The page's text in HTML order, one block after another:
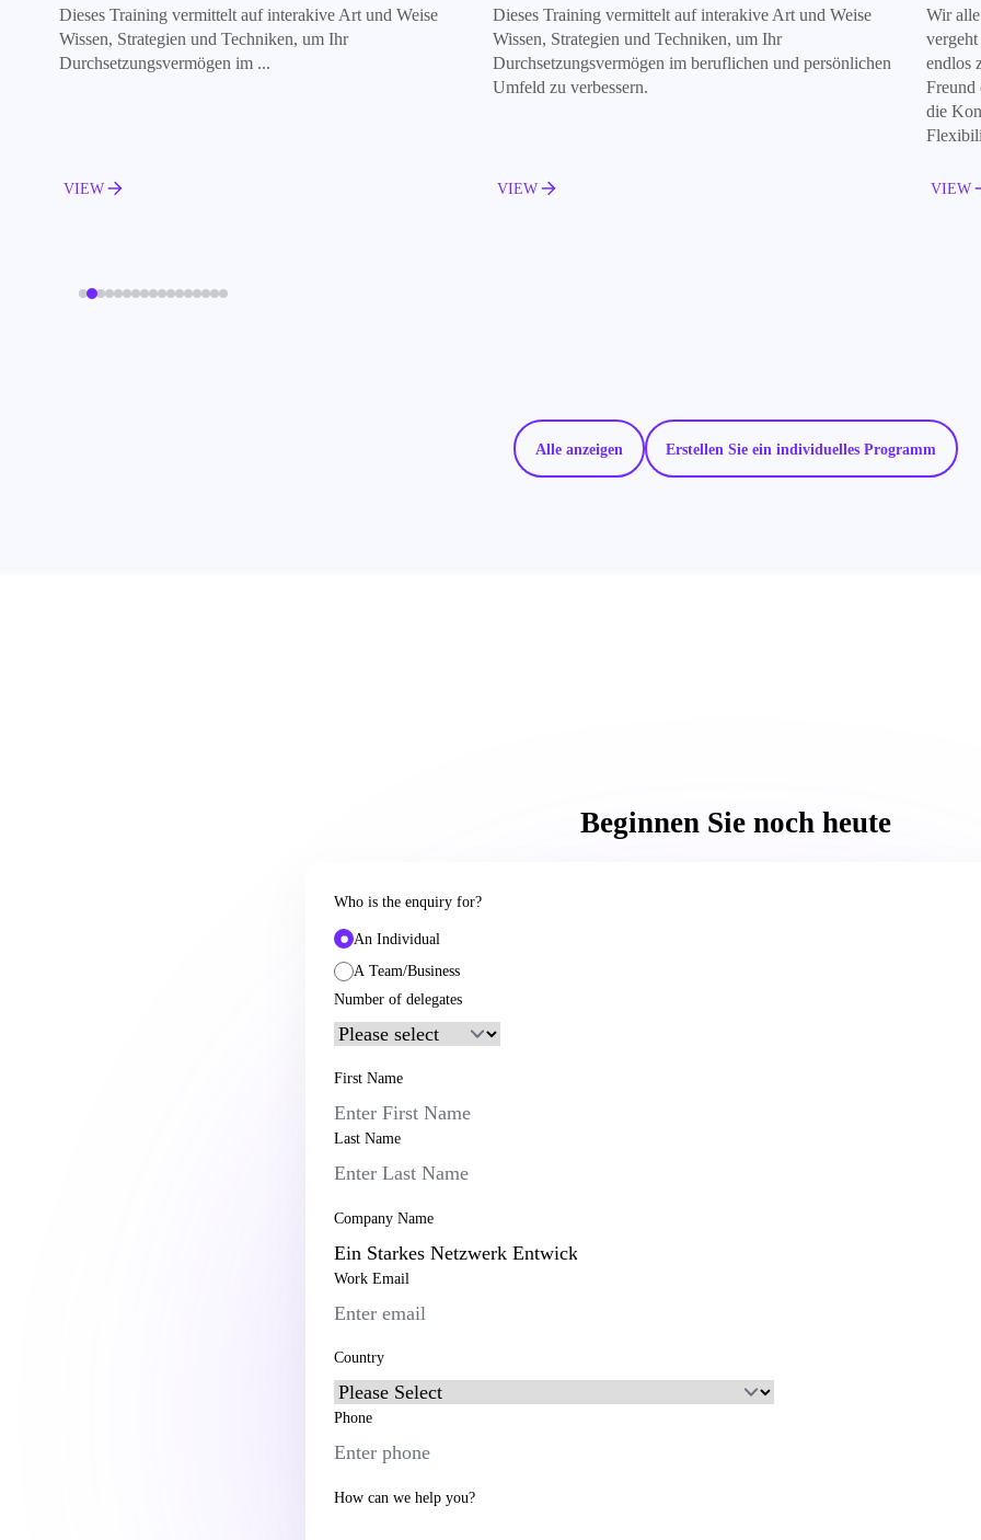
Dieses Training vermittelt auf interakive Art und Weise
Wissen, Strategien und Techniken, um Ihr
Durchsetzungsvermögen im beruflichen und persönlichen
VIEW
Wir alle kennen das Gefühl: Zeit ist dehnbar – manchmal
vergeht ein ganzer Tag wie im Flug, an anderen scheint er sich
endlos zu ziehen. Je nach Situation wird die Uhr zum besten
Freund oder zum größten Feind. Doch es gibt Möglichkeiten,
VIEW
über
nicht
VIEW
Alle anzeigen Erstellen Sie ein individuelles Programm
Beginnen Sie noch heute
Who is the enquiry for?
An Individual
A Team/Business
Number of delegates
First Name
Last Name
Company Name
Work Email
Country
Phone
How can we help you?